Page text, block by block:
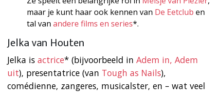
maar je kunt haar ook kennen van De Eetclub en
tal van andere films en series*.
Jelka van Houten
Jelka is actrice* (bijvoorbeeld in Adem in, Adem
uit), presentatrice (van Tough as Nails),
comédienne, zangeres, musicalster, en – wat veel